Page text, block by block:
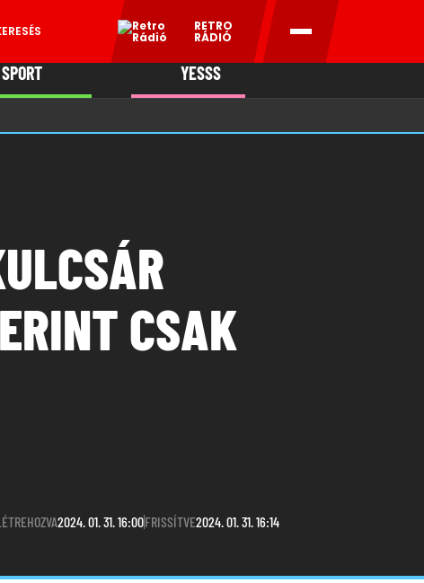
RETRO
RÁDIÓ
SPORT YESSS
CSAK
2024. 01. 31. 16:00FRISSÍTVE2024. 01. 31. 16:14